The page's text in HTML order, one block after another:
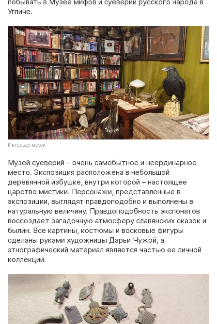
Угличе.
Интерьер музея
Музей суеверий – очень самобытное и неординарное
место. Экспозиция расположена в небольшой
деревянной избушке, внутри которой – настоящее
царство мистики. Персонажи, представленные в
экспозиции, выглядят правдоподобно и выполнены в
натуральную величину. Правдоподобность экспонатов
воссоздает загадочную атмосферу славянских сказок и
былин. Все картины, костюмы и восковые фигуры
сделаны руками художницы Дарьи Чужой, а
этнографический материал является частью ее личной
коллекции.